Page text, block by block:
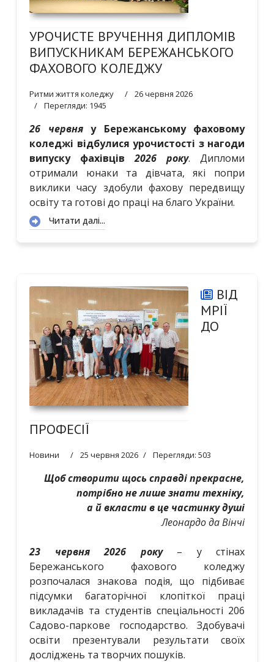
УРОЧИСТЕ ВРУЧЕННЯ ДИПЛОМІВ
ВИПУСКНИКАМ БЕРЕЖАНСЬКОГО
ФАХОВОГО КОЛЕДЖУ
Ритми життя коледжу
26 червня 2026
Перегляди: 1945
26 червня у Бережанському фаховому
коледжі відбулися урочистості з нагоди
випуску фахівців2026 року. Дипломи
отримали юнаки та дівчата, які попри
виклики часу здобули фахову передвищу
освіту та готові до праці на благо України.
Читати далі...
ВІД
МРІЇ
ДО
ПРОФЕСІЇ
Новини 25 червня 2026 Перегляди: 503
Щоб створити щось справді прекрасне,
потрібно не лише знати техніку,
а й вкласти в це частинку душі
Леонардо да Вінчі
23 червня 2026 року– у стінах
Бережанського фахового коледжу
розпочалася знакова подія, що підбиває
підсумки багаторічної клопіткої праці
викладачів та студентів спеціальності 206
Садово-паркове господарство. Здобувачі
освіти презентували результати своїх
досліджень та творчих пошуків.